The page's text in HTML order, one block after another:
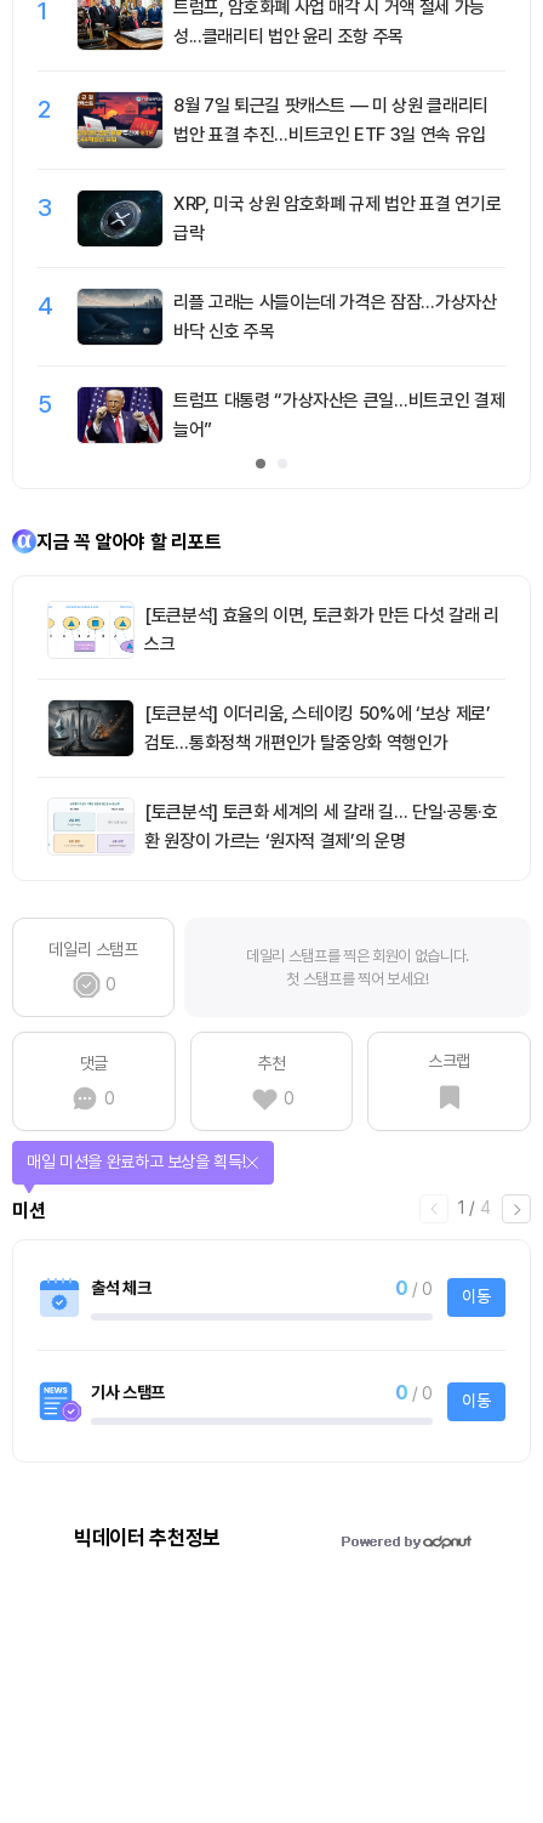
1
트럼프, 암호화폐 사업 매각 시 거액 절세 가능
성...클래리티 법안 윤리 조항 주목
2
8월 7일 퇴근길 팟캐스트 — 미 상원 클래리티
법안 표결 추진…비트코인 ETF 3일 연속 유입
3
XRP, 미국 상원 암호화폐 규제 법안 표결 연기로
급락
4
리플 고래는 사들이는데 가격은 잠잠…가상자산
바닥 신호 주목
5
트럼프 대통령 “가상자산은 큰일…비트코인 결제
늘어”
지금 꼭 알아야 할 리포트
[토큰분석] 효율의 이면, 토큰화가 만든 다섯 갈래 리
스크
[토큰분석] 이더리움, 스테이킹 50%에 ‘보상 제로’
검토…통화정책 개편인가 탈중앙화 역행인가
[토큰분석] 토큰화 세계의 세 갈래 길… 단일·공통·호
환 원장이 가르는 ‘원자적 결제’의 운명
데일리 스탬프
0
데일리 스탬프를 찍은 회원이 없습니다.
첫 스탬프를 찍어 보세요!
댓글
0
추천
0
스크랩
1 / 4
미션
매일 미션을 완료하고 보상을 획득!
출석 체크 0 / 0 이동
기사 스탬프 0 / 0 이동
빅데이터 추천정보